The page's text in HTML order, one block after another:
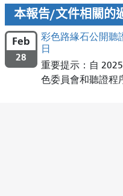
本報告/文件相關的
Feb
28
彩色路緣石公開聽
日
重要提示：自
色委員會和聽證程